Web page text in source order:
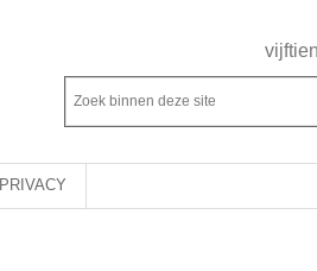
Rechts
Z
o
e
k
Z
o
k
b
PRIVACY